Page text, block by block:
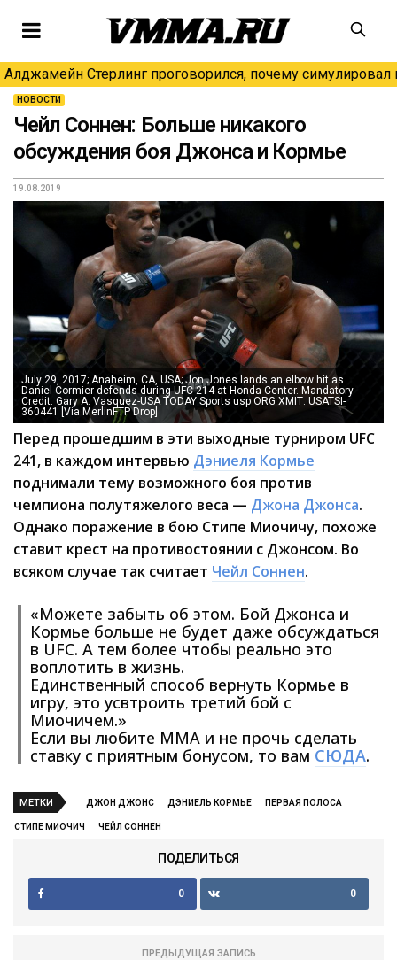
Алджамейн Стерлинг проговорился, почему симулировал
НОВОСТИ
Чейл Соннен: Больше никакого
обсуждения боя Джонса и Кормье
19.08.2019
July 29, 2017; Anaheim, CA, USA; Jon Jones lands an elbow hit as
Daniel Cormier defends during UFC 214 at Honda Center. Mandatory
Credit: Gary A. Vasquez-USA TODAY Sports usp ORG XMIT: USATSI-
360441 [Via MerlinFTP Drop]
Перед прошедшим в эти выходные турниром UFC
241, в каждом интервью Дэниеля Кормье
поднимали тему возможного боя против
чемпиона полутяжелого веса — Джона Джонса.
Однако поражение в бою Стипе Миочичу, похоже
ставит крест на противостоянии с Джонсом. Во
всяком случае так считает Чейл Соннен.
«Можете забыть об этом. Бой Джонса и
Кормье больше не будет даже обсуждаться
в UFC. А тем более чтобы реально это
воплотить в жизнь.
Единственный способ вернуть Кормье в
игру, это усвтроить третий бой с
Миочичем.»
Если вы любите ММА и не прочь сделать
ставку с приятным бонусом, то вам СЮДА.
МЕТКИ ДЖОН ДЖОНС ДЭНИЕЛЬ КОРМЬЕ ПЕРВАЯ ПОЛОСА
СТИПЕ МИОЧИЧ ЧЕЙЛ СОННЕН
ПОДЕЛИТЬСЯ
0 0
ПРЕДЫДУЩАЯ ЗАПИСЬ